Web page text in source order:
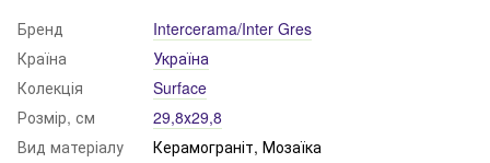
Бренд
Intercerama/Inter Gres
Країна
Україна
Колекція
Surface
Розмір, см
29,8х29,8
Вид матеріалу
Керамограніт, Мозаїка